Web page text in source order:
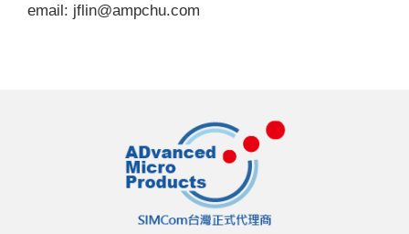
email: jflin@ampchu.com